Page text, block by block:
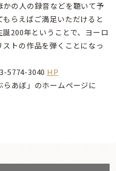
の人の録音などを聴いて予
らえばご満足いただけると
200年ということで、ヨーロ
トの作品を弾くことになっ
5774-3040 HP
あぼ」のホームページに